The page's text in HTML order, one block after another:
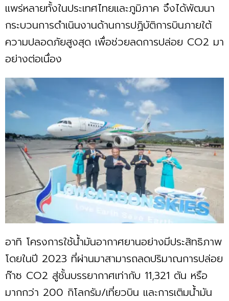
แพร่หลายทั้งในประเทศไทยและภูมิภาค จึงได้พัฒนา
กระบวนการดำเนินงานด้านการปฏิบัติการบินภายใต้
ความปลอดภัยสูงสุด เพื่อช่วยลดการปล่อย CO2 มา
อย่างต่อเนื่อง
อาทิ โครงการใช้น้ำมันอากาศยานอย่างมีประสิทธิภาพ
โดยในปี 2023 ที่ผ่านมาสามารถลดปริมาณการปล่อย
ก๊าซ CO2 สู่ชั้นบรรยากาศเท่ากับ 11,321 ตัน หรือ
มากกว่า 200 กิโลกรัม/เที่ยวบิน และการเติมน้ำมัน